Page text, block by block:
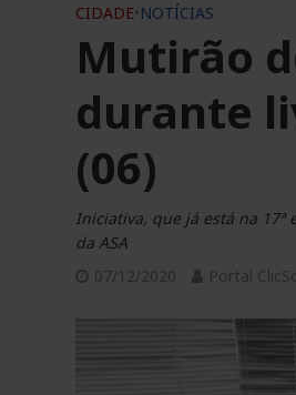
CIDADE•NOTÍCIAS
Mutirão
durante
(06)
Iniciativa, que já está na
da ASA
07/12/2020
Portal